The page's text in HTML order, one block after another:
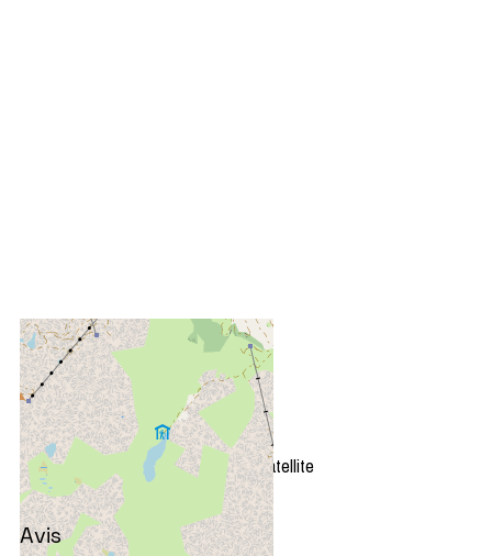
+−
OpenStreetMap
Streets
Satellite
Leaflet|©OpenStreetMap
Avis